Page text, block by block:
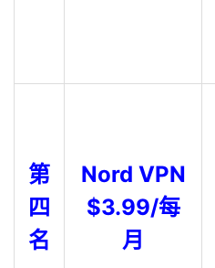
第
四
名
Nord VPN
$3.99/每
月